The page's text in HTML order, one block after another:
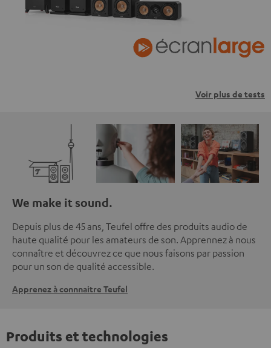
Voir plus de tests
We make it sound.
Depuis plus de 45 ans, Teufel offre des produits audio de
haute qualité pour les amateurs de son. Apprennez à nous
connaître et découvrez ce que nous faisons par passion
pour un son de qualité accessible.
Apprenez à connnaitre Teufel
Produits et technologies